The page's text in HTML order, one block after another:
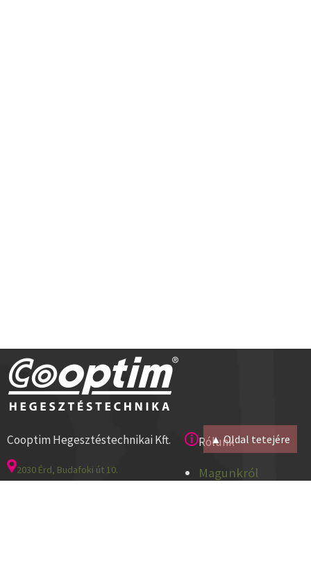
▲ Oldal tetejére
Cooptim Hegesztéstechnikai Kft.
2030 Érd, Budafoki út 10.
Rólunk
Magunkról